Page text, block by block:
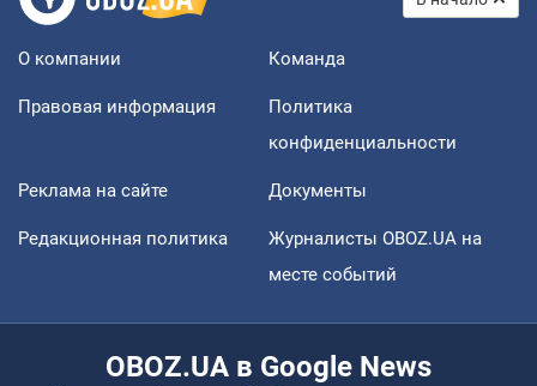
О компании Команда
Правовая информация
Политика
конфиденциальности
Реклама на сайте Документы
Редакционная политика
Журналисты OBOZ.UA на
месте событий
OBOZ.UA в Google News